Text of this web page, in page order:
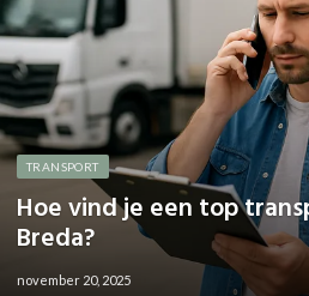
TRANSPORT
Hoe vind je een top
Breda?
november 20, 2025